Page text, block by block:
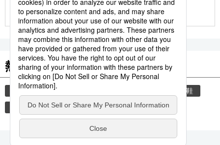
更多
熱門關鍵詞
教育 禮儀 脫鞋
品牌 文學 小說